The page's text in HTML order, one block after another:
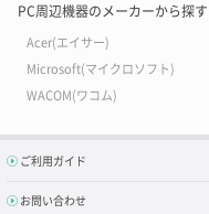
PC周辺機器のメーカーから探す
Acer(エイサー)
Microsoft(マイクロソフト)
WACOM(ワコム)
ご利用ガイド
お問い合わせ